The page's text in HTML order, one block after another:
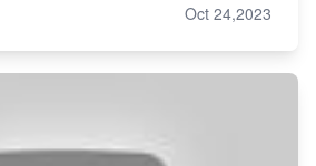
Oct 24,2023